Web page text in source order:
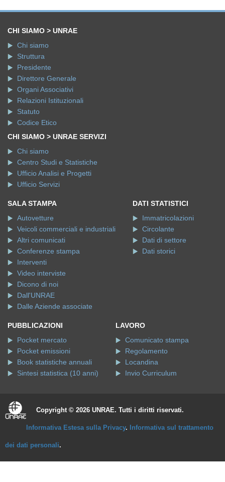
CHI SIAMO > UNRAE
Chi siamo
Struttura
Presidente
Direttore Generale
Organi Associativi
Relazioni Istituzionali
Statuto
Codice Etico
CHI SIAMO > UNRAE SERVIZI
Chi siamo
Centro Studi e Statistiche
Ufficio Analisi e Progetti
Ufficio Servizi
SALA STAMPA
Autovetture
Veicoli commerciali e industriali
Altri comunicati
Conferenze stampa
Interventi
Video interviste
Dicono di noi
Dall'UNRAE
Dalle Aziende associate
DATI STATISTICI
Immatricolazioni
Circolante
Dati di settore
Dati storici
PUBBLICAZIONI
Pocket mercato
Pocket emissioni
Book statistiche annuali
Sintesi statistica (10 anni)
LAVORO
Comunicato stampa
Regolamento
Locandina
Invio Curriculum
Copyright © 2026 UNRAE. Tutti i diritti riservati.
Informativa Estesa sulla Privacy. Informativa sul trattamento
dei dati personali.